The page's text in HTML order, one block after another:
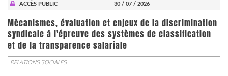
ACCÈS PUBLIC
30 / 07 / 2026
Mécanismes, évaluation et enjeux de la discrimination
syndicale à l'épreuve des systèmes de classification
et de la transparence salariale
RELATIONS SOCIALES